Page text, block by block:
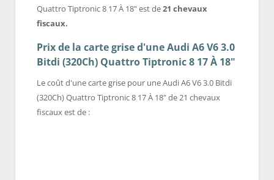
Quattro Tiptronic 8 17 À 18" est de21 chevaux
fiscaux.
Prix de la carte grise d'une Audi A6 V6 3.0
Bitdi (320Ch) Quattro Tiptronic 8 17 À 18"
Le coût d'une carte grise pour une Audi A6 V6 3.0 Bitdi
(320Ch) Quattro Tiptronic 8 17 À 18" de 21 chevaux
fiscaux est de :